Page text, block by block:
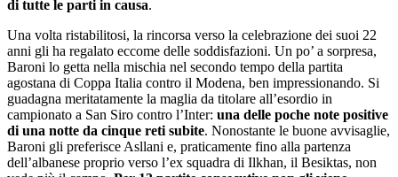
di tutte le parti in causa.
Una volta ristabilitosi, la rincorsa verso la celebrazione dei suoi 22
anni gli ha regalato eccome delle soddisfazioni. Un po’ a sorpresa,
Baroni lo getta nella mischia nel secondo tempo della partita
agostana di Coppa Italia contro il Modena, ben impressionando. Si
guadagna meritatamente la maglia da titolare all’esordio in
campionato a San Siro contro l’Inter: una delle poche note positive
di una notte da cinque reti subite. Nonostante le buone avvisaglie,
Baroni gli preferisce Asllani e, praticamente fino alla partenza
dell’albanese proprio verso l’ex squadra di Ilkhan, il Besiktas, non